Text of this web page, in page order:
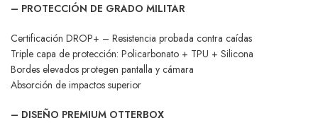
– PROTECCIÓN DE GRADO MILITAR
Certificación DROP+ – Resistencia probada contra caídas
Triple capa de protección: Policarbonato + TPU + Silicona
Bordes elevados protegen pantalla y cámara
Absorción de impactos superior
– DISEÑO PREMIUM OTTERBOX